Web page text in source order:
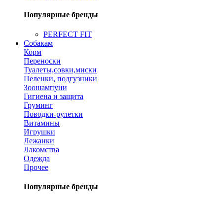
Популярные бренды
PERFECT FIT
Собакам
Корм
Переноски
Туалеты,совки,миски
Пеленки, подгузники
Зоошампуни
Гигиена и защита
Груминг
Поводки-рулетки
Витамины
Игрушки
Лежанки
Лакомства
Одежда
Прочее
Популярные бренды